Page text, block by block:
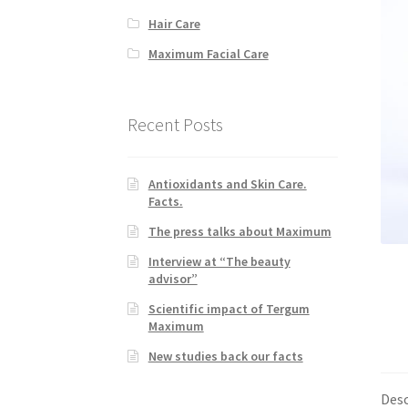
Hair Care
Maximum Facial Care
Recent Posts
Antioxidants and Skin Care.
Facts.
The press talks about Maximum
Interview at “The beauty
advisor”
Scientific impact of Tergum
Maximum
New studies back our facts